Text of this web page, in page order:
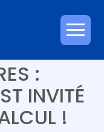
DE
:
INVITÉ
!